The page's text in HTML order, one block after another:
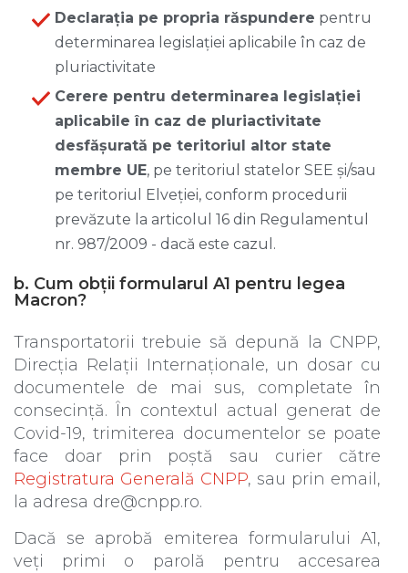
Declarația pe propria răspundere pentru
determinarea legislației aplicabile în caz de
pluriactivitate
Cerere pentru determinarea legislației
aplicabile în caz de pluriactivitate
desfășurată pe teritoriul altor state
membre UE, pe teritoriul statelor SEE și/sau
pe teritoriul Elveției, conform procedurii
prevăzute la articolul 16 din Regulamentul
nr. 987/2009 - dacă este cazul.
b. Cum obții formularul A1 pentru legea
Macron?
Transportatorii trebuie să depună la CNPP,
Direcția Relații Internaționale, un dosar cu
documentele de mai sus, completate în
consecință. În contextul actual generat de
Covid-19, trimiterea documentelor se poate
face doar prin poștă sau curier către
Registratura Generală CNPP, sau prin email,
la adresa dre@cnpp.ro.
Dacă se aprobă emiterea formularului A1,
veți primi o parolă pentru accesarea